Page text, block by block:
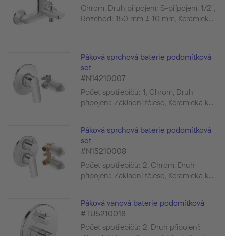
Chrom, Druh připojení: S-přípojení, 1/2",
Rozchod: 150 mm ± 10 mm, Keramick...
Páková sprchová baterie podomítková
set
#N14210007
Počet spotřebičů: 1, Chrom, Druh
připojení: Základní těleso, Keramická k...
Páková sprchová baterie podomítková
set
#N15210008
Počet spotřebičů: 2, Chrom, Druh
připojení: Základní těleso, Keramická k...
Páková vanová baterie podomítková
#TU5210018
Počet spotřebičů: 2, Druh připojení: